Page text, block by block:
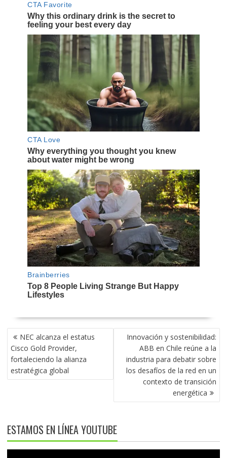
NAVEGACIÓN
DE
ENTRADAS
NEC alcanza el estatus
Cisco Gold Provider,
fortaleciendo la alianza
estratégica global
Innovación y sostenibilidad:
ABB en Chile reúne a la
industria para debatir sobre
los desafíos de la red en un
contexto de transición
energética
ESTAMOS EN LÍNEA YOUTUBE